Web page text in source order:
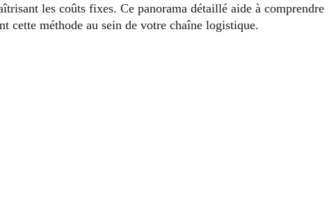
les coûts fixes. Ce panorama détaillé aide à comprendre
cette méthode au sein de votre chaîne logistique.